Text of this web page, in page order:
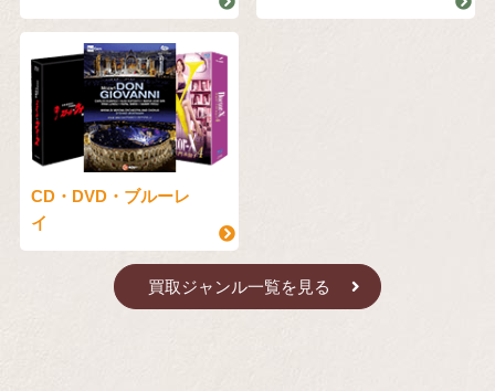
CD・DVD・ブルーレ
イ
買取ジャンル一覧を見る